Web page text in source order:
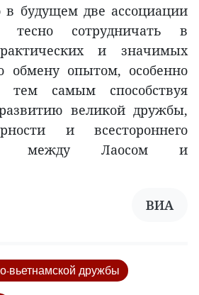
в будущем две ассоциации
тесно сотрудничать в
и значимых
обмену опытом, особенно
тем самым способствуя
великой дружбы,
и всестороннего
между Лаосом и
ВИА
вьетнамской дружбы